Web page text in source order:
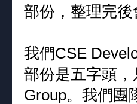
部份，整理完
我們CSE
部份是五字頭
Group。我們團